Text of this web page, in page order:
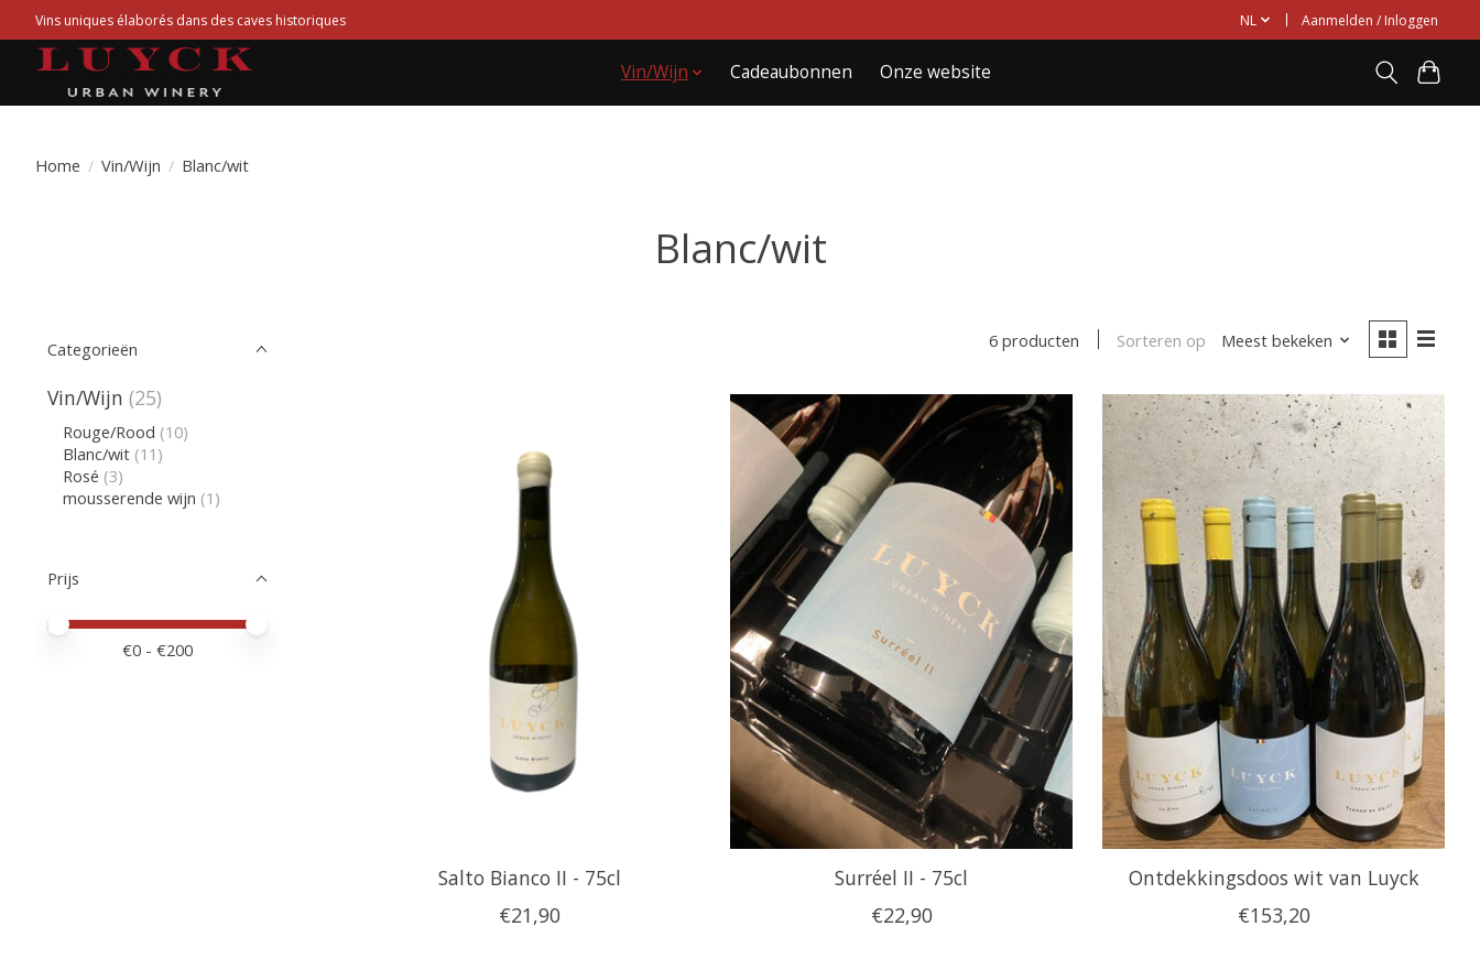
Vins uniques élaborés dans des caves historiques NL Aanmelden / Inloggen
Vin/Wijn Cadeaubonnen Onze website
Home / Vin/Wijn / Blanc/wit
Blanc/wit
Categorieën
Vin/Wijn (25)
Rouge/Rood (10)
Blanc/wit (11)
Rosé (3)
mousserende wijn (1)
Prijs
Minimale prijswaarde
Price maximum value
€0 - €200
6 producten Sorteren op Meest bekeken
Salto Bianco II - 75cl
€21,90
Surréel II - 75cl
€22,90
Ontdekkingsdoos wit van Luyck
€153,20